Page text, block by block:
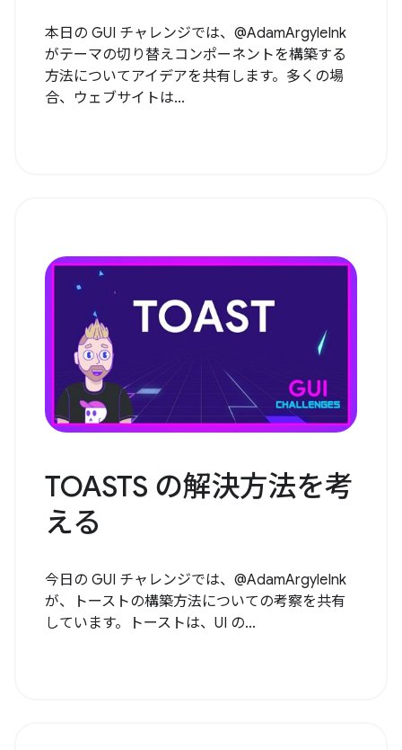
本日の GUI チャレンジでは、@AdamArgyleInk
がテーマの切り替えコンポーネントを構築する
方法についてアイデアを共有します。多くの場
合、ウェブサイトは...
TOASTS の解決方法を考
える
今日の GUI チャレンジでは、@AdamArgyleInk
が、トーストの構築方法についての考察を共有
しています。トーストは、UI の...